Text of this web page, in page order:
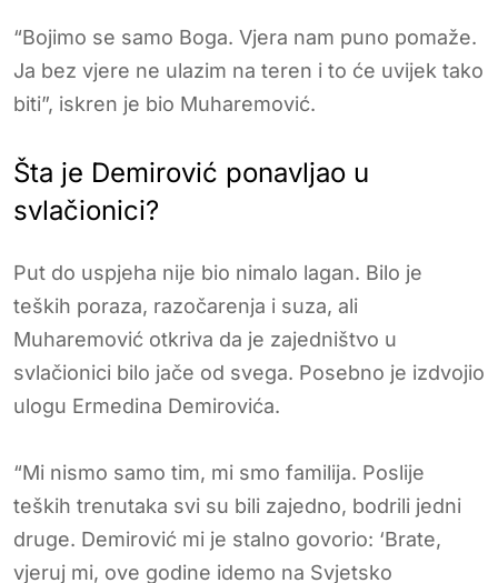
“Bojimo se samo Boga. Vjera nam puno pomaže.
Ja bez vjere ne ulazim na teren i to će uvijek tako
biti”, iskren je bio Muharemović.
Šta je Demirović ponavljao u
svlačionici?
Put do uspjeha nije bio nimalo lagan. Bilo je
teških poraza, razočarenja i suza, ali
Muharemović otkriva da je zajedništvo u
svlačionici bilo jače od svega. Posebno je izdvojio
ulogu Ermedina Demirovića.
“Mi nismo samo tim, mi smo familija. Poslije
teških trenutaka svi su bili zajedno, bodrili jedni
druge. Demirović mi je stalno govorio: ‘Brate,
vjeruj mi, ove godine idemo na Svjetsko